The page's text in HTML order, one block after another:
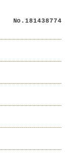
No.181438774